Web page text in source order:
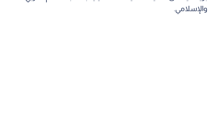
والإسلامي.